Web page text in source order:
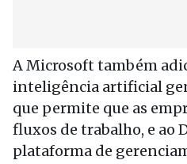
A Microsoft também
inteligência artificial
que permite que as
fluxos de trabalho, e ao
plataforma de